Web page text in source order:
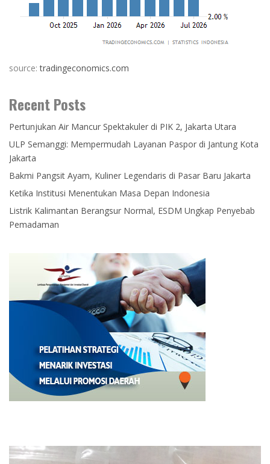
source:tradingeconomics.com
Recent Posts
Pertunjukan Air Mancur Spektakuler di PIK 2, Jakarta Utara
ULP Semanggi: Mempermudah Layanan Paspor di Jantung Kota
Jakarta
Bakmi Pangsit Ayam, Kuliner Legendaris di Pasar Baru Jakarta
Ketika Institusi Menentukan Masa Depan Indonesia
Listrik Kalimantan Berangsur Normal, ESDM Ungkap Penyebab
Pemadaman